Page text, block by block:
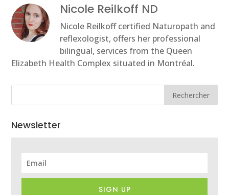
Nicole Reilkoff ND
Nicole Reilkoff certified Naturopath and
reflexologist, offers her professional
bilingual, services from the Queen
Elizabeth Health Complex situated in Montréal.
Rechercher
Newsletter
SIGN UP